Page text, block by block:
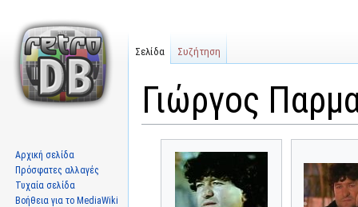
Γιώργος
πλοήγηση
αναζήτηση
Σελίδα Συζήτηση
Αρχική σελίδα
Πρόσφατες αλλαγές
Τυχαία σελίδα
Βοήθεια για το MediaWiki